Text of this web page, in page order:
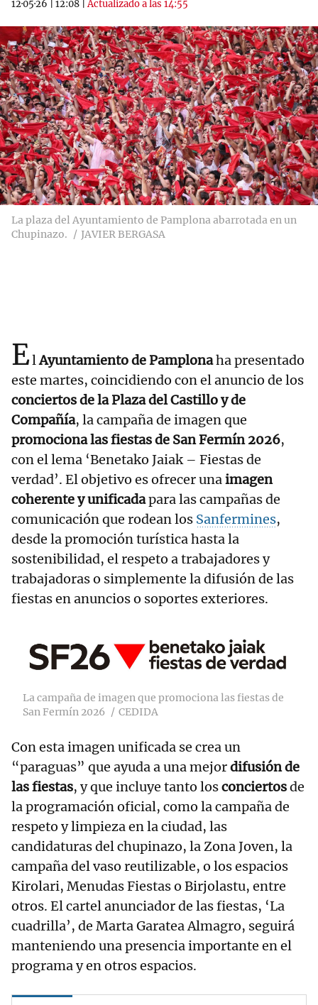
12·05·26 12:08 |Actualizado a las 14:55
La plaza del Ayuntamiento de Pamplona abarrotada en un
Chupinazo.
JAVIER BERGASA
ElAyuntamiento de Pamplonaha presentado
este martes, coincidiendo con el anuncio de los
conciertos de la Plaza del Castillo y de
Compañía, la campaña de imagen que
promociona las fiestas de San Fermín 2026,
con el lema ‘Benetako Jaiak – Fiestas de
verdad’. El objetivo es ofrecer unaimagen
coherente y unificadapara las campañas de
comunicación que rodean los Sanfermines,
desde la promoción turística hasta la
sostenibilidad, el respeto a trabajadores y
trabajadoras o simplemente la difusión de las
fiestas en anuncios o soportes exteriores.
La campaña de imagen que promociona las fiestas de
San Fermín 2026
CEDIDA
Con esta imagen unificada se crea un
“paraguas” que ayuda a una mejordifusión de
las fiestas, y que incluye tanto losconciertosde
la programación oficial, como la campaña de
respeto y limpieza en la ciudad, las
candidaturas del chupinazo, la Zona Joven, la
campaña del vaso reutilizable, o los espacios
Kirolari, Menudas Fiestas o Birjolastu, entre
otros. El cartel anunciador de las fiestas, ‘La
cuadrilla’, de Marta Garatea Almagro, seguirá
manteniendo una presencia importante en el
programa y en otros espacios.